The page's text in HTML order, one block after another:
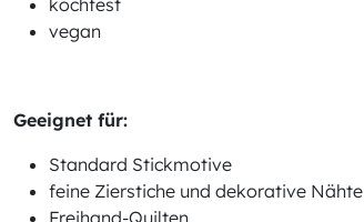
kochfest
vegan
Geeignet für:
Standard Stickmotive
feine Zierstiche und dekorative Nähte
Freihand-Quilten